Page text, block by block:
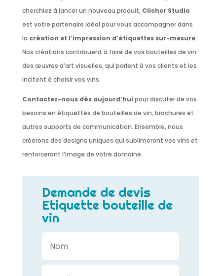
cherchiez à lancer un nouveau produit, Clicher Studio
est votre partenaire idéal pour vous accompagner dans
la création et l’impression d’étiquettes sur-mesure.
Nos créations contribuent à faire de vos bouteilles de vin
des œuvres d’art visuelles, qui parlent à vos clients et les
incitent à choisir vos vins.
Contactez-nous dès aujourd’hui pour discuter de vos
besoins en étiquettes de bouteilles de vin, brochures et
autres supports de communication. Ensemble, nous
créerons des designs uniques qui sublimeront vos vins et
renforceront l’image de votre domaine.
Demande de devis
Etiquette bouteille de
vin